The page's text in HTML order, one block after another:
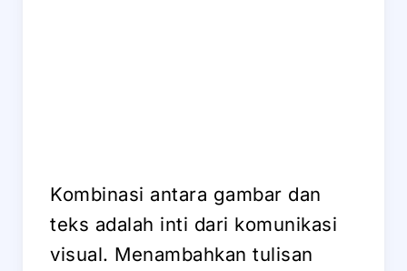
Kombinasi antara gambar dan
teks adalah inti dari komunikasi
visual. Menambahkan tulisan